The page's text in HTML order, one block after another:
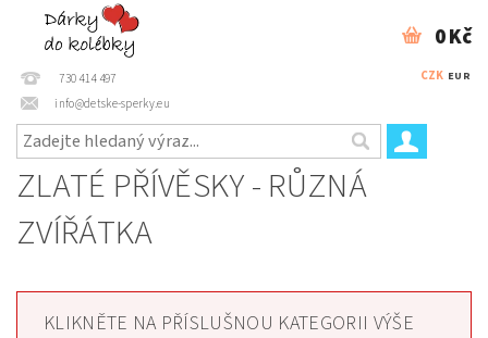
730 414 497
info@detske-sperky.eu
CZK EUR
0 Kč
ZLATÉ PŘÍVĚSKY - RŮZNÁ
ZVÍŘÁTKA
KLIKNĚTE NA PŘÍSLUŠNOU KATEGORII VÝŠE